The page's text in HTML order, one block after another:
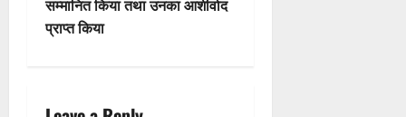
a
सम्मानित किया तथा उनका आशीर्वाद
प्राप्त किया